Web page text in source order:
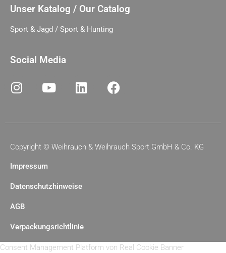
Unser Katalog / Our Catalog
Sport & Jagd / Sport & Hunting
Social Media
Copyright © Weihrauch & Weihrauch Sport GmbH & Co. KG
Impressum
Datenschutzhinweise
AGB
Verpackungsrichtlinie
Consent Management Platform von Real Cookie Banner